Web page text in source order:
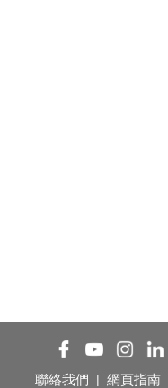
聯絡我們 | 網頁指南